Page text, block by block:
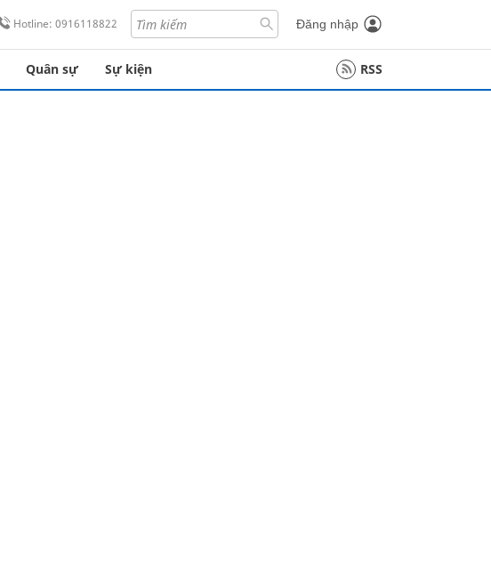
Hotline: 0916118822 Đăng nhập
Quân sự Sự kiện RSS